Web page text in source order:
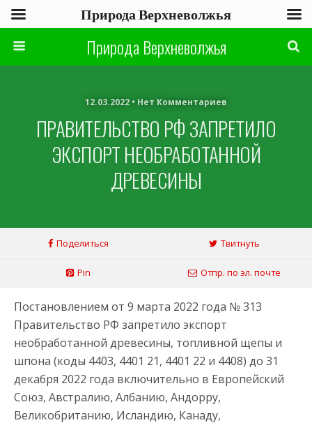
Природа Верхневолжья
12.03.2022 • Нет Комментариев
ПРАВИТЕЛЬСТВО РФ ЗАПРЕТИЛО
ЭКСПОРТ НЕОБРАБОТАННОЙ
ДРЕВЕСИНЫ
Поделиться Твитнуть
Pin Отпр. по эл. почте
Постановлением от 9 марта 2022 года № 313
Правительство РФ запретило экспорт
необработанной древесины, топливной щепы и
шпона (коды 4403, 4401 21, 4401 22 и 4408) до 31
декабря 2022 года включительно в Европейский
Союз, Австралию, Албанию, Андорру,
Великобританию, Исландию, Канаду,
Природа Верхневолжья